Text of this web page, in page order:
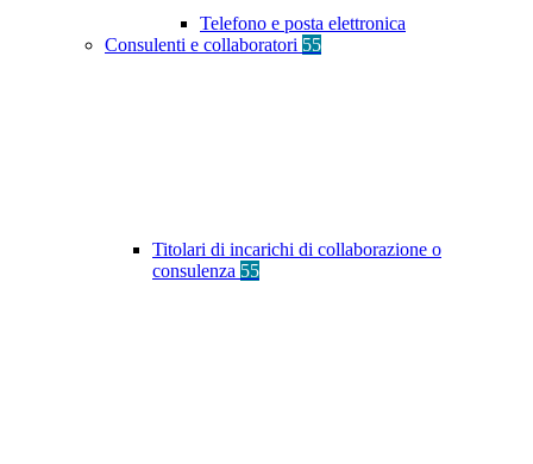
Telefono e posta elettronica
Consulenti e collaboratori 55
Titolari di incarichi di collaborazione o
consulenza 55